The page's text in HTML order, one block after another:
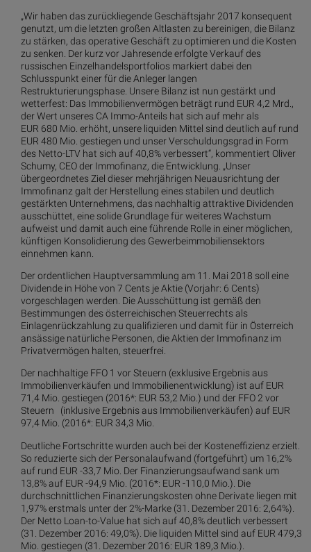
„Wir haben das zurückliegende Geschäftsjahr 2017 konsequent
genutzt, um die letzten großen Altlasten zu bereinigen, die Bilanz
zu stärken, das operative Geschäft zu optimieren und die Kosten
zu senken. Der kurz vor Jahresende erfolgte Verkauf des
russischen Einzelhandelsportfolios markiert dabei den
Schlusspunkt einer für die Anleger langen
Restrukturierungsphase. Unsere Bilanz ist nun gestärkt und
wetterfest: Das Immobilienvermögen beträgt rund EUR 4,2 Mrd.,
der Wert unseres CA Immo-Anteils hat sich auf mehr als
EUR 680 Mio. erhöht, unsere liquiden Mittel sind deutlich auf rund
EUR 480 Mio. gestiegen und unser Verschuldungsgrad in Form
des Netto-LTV hat sich auf 40,8% verbessert“, kommentiert Oliver
Schumy, CEO der Immofinanz, die Entwicklung. „Unser
übergeordnetes Ziel dieser mehrjährigen Neuausrichtung der
Immofinanz galt der Herstellung eines stabilen und deutlich
gestärkten Unternehmens, das nachhaltig attraktive Dividenden
ausschüttet, eine solide Grundlage für weiteres Wachstum
aufweist und damit auch eine führende Rolle in einer möglichen,
künftigen Konsolidierung des Gewerbeimmobiliensektors
einnehmen kann.
Der ordentlichen Hauptversammlung am 11. Mai 2018 soll eine
Dividende in Höhe von 7 Cents je Aktie (Vorjahr: 6 Cents)
vorgeschlagen werden. Die Ausschüttung ist gemäß den
Bestimmungen des österreichischen Steuerrechts als
Einlagenrückzahlung zu qualifizieren und damit für in Österreich
ansässige natürliche Personen, die Aktien der Immofinanz im
Privatvermögen halten, steuerfrei.
Der nachhaltige FFO 1 vor Steuern (exklusive Ergebnis aus
Immobilienverkäufen und Immobilienentwicklung) ist auf EUR
71,4 Mio. gestiegen (2016*: EUR 53,2 Mio.) und der FFO 2 vor
Steuern (inklusive Ergebnis aus Immobilienverkäufen) auf EUR
97,4 Mio. (2016*: EUR 34,3 Mio.
Deutliche Fortschritte wurden auch bei der Kosteneffizienz erzielt.
So reduzierte sich der Personalaufwand (fortgeführt) um 16,2%
auf rund EUR -33,7 Mio. Der Finanzierungsaufwand sank um
13,8% auf EUR -94,9 Mio. (2016*: EUR -110,0 Mio.). Die
durchschnittlichen Finanzierungskosten ohne Derivate liegen mit
1,97% erstmals unter der 2%-Marke (31. Dezember 2016: 2,64%).
Der Netto Loan-to-Value hat sich auf 40,8% deutlich verbessert
(31. Dezember 2016: 49,0%). Die liquiden Mittel sind auf EUR 479,3
Mio. gestiegen (31. Dezember 2016: EUR 189,3 Mio.).